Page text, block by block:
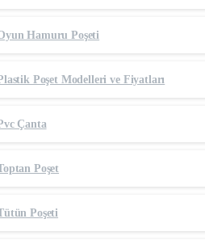
Hamuru Poşeti
Poşet Modelleri ve Fiyatları
Çanta
Poşet
Poşeti